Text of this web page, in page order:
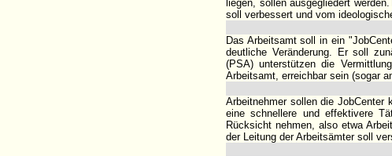
liegen, sollen ausgegliedert
soll verbessert und vom
Das Arbeitsamt soll in ein
deutliche Veränderung. Er soll
(PSA) unterstützen die
Arbeitsamt, erreichbar sein (sogar
Arbeitnehmer sollen die JobCenter
eine schnellere und effektivere
Rücksicht nehmen, also etwa
der Leitung der Arbeitsämter soll